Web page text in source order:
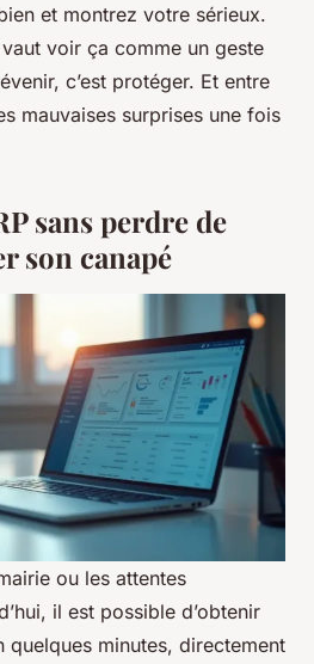
et montrez votre sérieux.
voir ça comme un geste
c’est protéger. Et entre
mauvaises surprises une fois
sans perdre de
son canapé
ou les attentes
il est possible d’obtenir
quelques minutes, directement